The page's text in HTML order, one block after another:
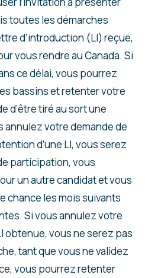
toutes les démarches
d’introduction (LI) reçue,
vous rendre au Canada. Si
ce délai, vous pourrez
bassins et retenter votre
d’être tiré au sort une
annulez votre demande de
d’une LI, vous serez
participation, vous
un autre candidat et vous
chance les mois suivants
Si vous annulez votre
obtenue, vous ne serez pas
tant que vous ne validez
vous pourrez retenter